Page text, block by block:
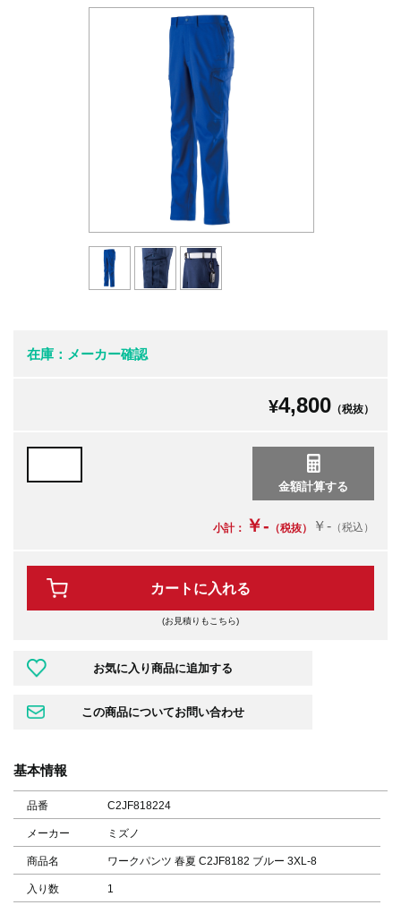
在庫：メーカー確認
¥4,800 （税抜）
小計： ￥- （税抜） ￥- （税込）
カートに入れる
(お見積りもこちら)
基本情報
品番 C2JF818224
メーカー ミズノ
商品名 ワークパンツ 春夏 C2JF8182 ブルー 3XL-8
入り数 1